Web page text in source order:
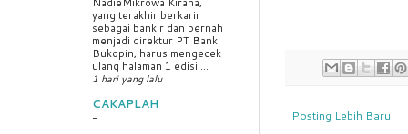
Posting Lebih Baru
yang terakhir berkarir
sebagai bankir dan pernah
menjadi direktur PT Bank
Bukopin, harus mengecek
ulang halaman 1 edisi ...
1 hari yang lalu
CAKAPLAH
-